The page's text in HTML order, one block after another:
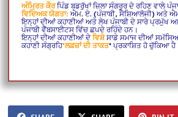
ਅੰਮ੍ਰਿਤ ਕੌਰਪਿੰਡ ਬਡਰੁੱਖਾਂ ਜ਼ਿਲਾ ਸੰਗਰੂਰ ਦੇ ਰਹਿਣ ਵਾਲੇ
ਵਿਦਿਅਕ ਯੋਗਤਾ: ਐਮ. ਏ. (ਪੰਜਾਬੀ, ਸੋਸ਼ਿਆਲੋਜੀ) ਅਤੇ
ਇਨ੍ਹਾਂ ਦੀਆਂ ਕਹਾਣੀਆਂ ਅਤੇ ਲੇਖ ਪੰਜਾਬੀ ਦੇ ਸਾਰੇ ਪ੍ਰਮੁੱਖ
ਪੰਜਾਬੀ ਵੈੱਬਸਾਈਟਸ ਵਿੱਚ ਛਪਦੇ ਰਹਿੰਦੇ ਹਨ।
ਇਨ੍ਹਾਂ ਦੀਆਂ ਕਹਾਣੀਆਂ ਦੇਵਿਸ਼ੇਸਾਡੇ ਸਮਾਜ ਦੀਆਂ
ਕਹਾਣੀ ਸੰਗ੍ਰਹਿ'ਲਫ਼ਜ਼ਾਂ ਦੀ ਤਾਕਤ' ਪ੍ਰਕਾਸ਼ਿਤ ਹੋ ਚੁੱਕਿਆ